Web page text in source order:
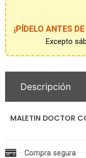
¡PÍDELO ANTES
Excepto
Descripción
MALETIN DOCTOR
Compra segura